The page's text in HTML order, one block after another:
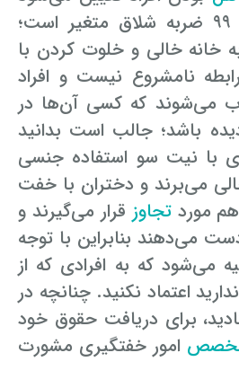
بدون مجوز قانونی
صوتی
که معمولا بین ۱ تا ۹۹ ضربه شلاق متغیر است؛
خانه خالی و خلوت کردن با
نامشروع نیست و افراد
می‌شوند که کسی آن‌ها در
باشد؛ جالب است بدانید
با نیت سو استفاده جنسی
می‌برند و دختران با خفت
موردتجاوز قرار می‌گیرند و
می‌دهند بنابراین با توجه
می‌شود که به افرادی که از
اعتماد نکنید. چنانچه در
برای دریافت حقوق خود
امور خفتگیری مشورت